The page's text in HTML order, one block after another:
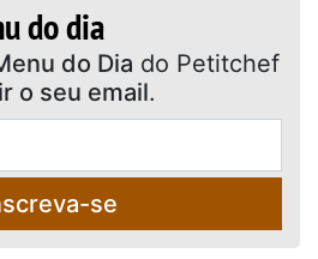
do dia
do Dia do Petitchef
o seu email.
se